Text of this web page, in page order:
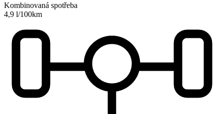
Kombinovaná spotřeba
4,9 l/100km